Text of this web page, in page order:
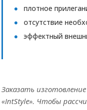
плотное
отсутствие
эффектный
Заказать
«IntStyle». Чтобы